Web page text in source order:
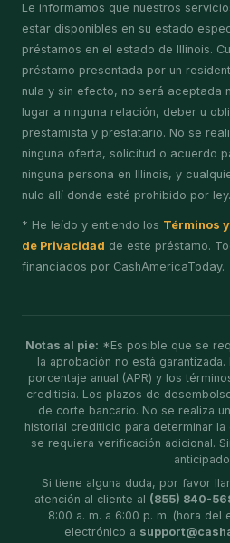
Le informamos que nuestros
estar disponibles en su estado
préstamos en el estado de Illinois.
préstamo presentada por un
nula y sin efecto, no será aceptada
lugar a ninguna relación, deber u
prestamista y prestatario. No se
ninguna oferta, solicitud o acuerdo
ninguna persona en Illinois, y
nulo allí donde esté prohibido por ley.
* He leído y entiendo los Términos
de Privacidad de este préstamo.
financiados por CashAmericaToday.
Notas al pie: *Es posible que se
la aprobación no está
porcentaje anual (APR) y los
crediticia. Los plazos de
de corte bancario. No se realiza
historial crediticio para determinar
se requiera verificación adicional.
Si tiene alguna duda, por favor
atención al cliente al (855) 840-
8:00 a. m. a 6:00 p. m. (hora del
electrónico a